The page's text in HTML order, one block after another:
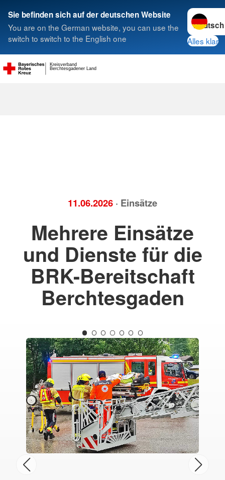
Sie befinden sich auf der deutschen Website
You are on the German website, you can use the
switch to switch to the English one
Sprache
Alles klar
Berchtesgadener Land
Kreisverband
Suche
11.06.2026 · Einsätze
Mehrere Einsätze
und Dienste für die
BRK-Bereitschaft
Berchtesgaden